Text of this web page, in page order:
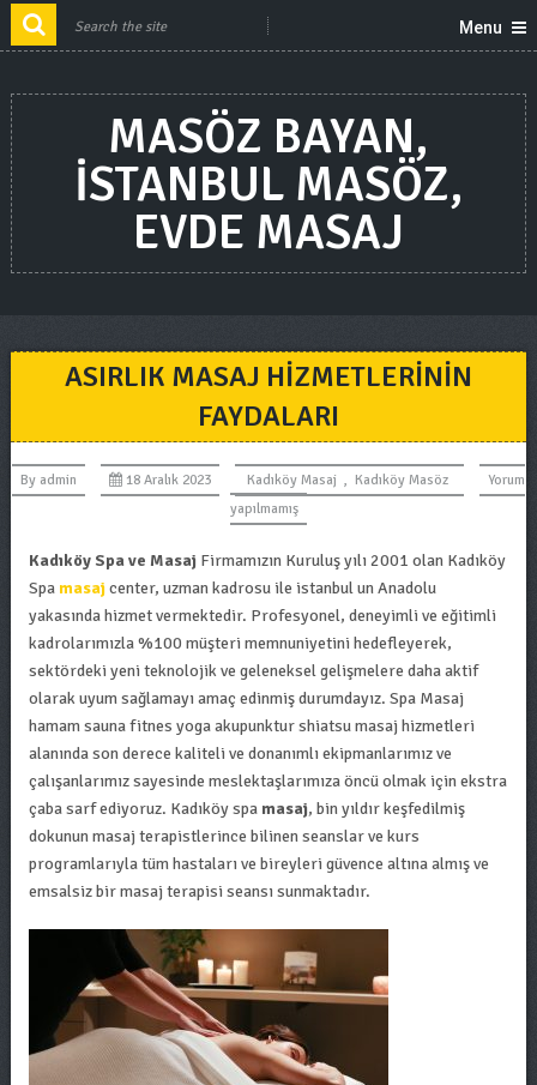
Menu
MASÖZ BAYAN,
ISTANBUL MASÖZ,
EVDE MASAJ
ASIRLIK MASAJ HIZMETLERININ
FAYDALARI
By admin 18 Aralık 2023 Kadıköy Masaj , Kadıköy Masöz
Yorum
yapılmamış
Kadıköy Spa ve MasajFirmamızın Kuruluş yılı 2001 olan Kadıköy
Spa masajcenter, uzman kadrosu ile istanbul un Anadolu
yakasında hizmet vermektedir. Profesyonel, deneyimli ve eğitimli
kadrolarımızla %100 müşteri memnuniyetini hedefleyerek,
sektördeki yeni teknolojik ve geleneksel gelişmelere daha aktif
olarak uyum sağlamayı amaç edinmiş durumdayız. Spa Masaj
hamam sauna fitnes yoga akupunktur shiatsu masaj hizmetleri
alanında son derece kaliteli ve donanımlı ekipmanlarımız ve
çalışanlarımız sayesinde meslektaşlarımıza öncü olmak için ekstra
çaba sarf ediyoruz. Kadıköy spa masaj, bin yıldır keşfedilmiş
dokunun masaj terapistlerince bilinen seanslar ve kurs
programlarıyla tüm hastaları ve bireyleri güvence altına almış ve
emsalsiz bir masaj terapisi seansı sunmaktadır.